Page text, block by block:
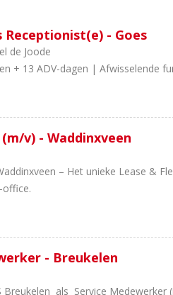
Receptionist(e) - Goes
de Joode
+ 13 ADV-dagen | Afwisselende
v) - Waddinxveen
– Het unieke Lease &
- Breukelen
als Service Medewerker